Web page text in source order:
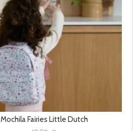
Mochila Fairies Little Dutch